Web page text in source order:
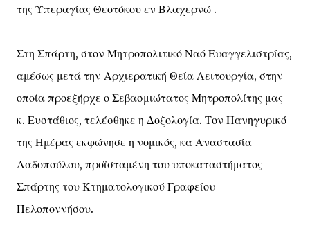
της Υπεραγίας Θεοτόκου εν Βλαχερνώ .
Στη Σπάρτη, στον Μητροπολιτικό Ναό Ευαγγελιστρίας,
αμέσως μετά την Αρχιερατική Θεία Λειτουργία, στην
οποία προεξήρχε ο Σεβασμιώτατος Μητροπολίτης μας
κ. Ευστάθιος, τελέσθηκε η Δοξολογία. Τον Πανηγυρικό
της Ημέρας εκφώνησε η νομικός, κα Αναστασία
Λαδοπούλου, προϊσταμένη του υποκαταστήματος
Σπάρτης του Κτηματολογικού Γραφείου
Πελοποννήσου.